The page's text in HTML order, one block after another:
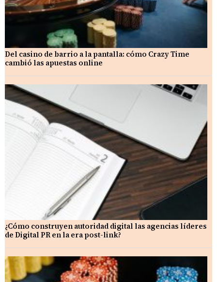
Del casino de barrio a la pantalla: cómo Crazy Time
cambió las apuestas online
¿Cómo construyen autoridad digital las agencias líderes
de Digital PR en la era post-link?